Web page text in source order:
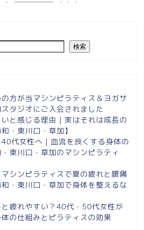
検索
方が当マシンピラティス＆ヨガサ
タジオにご入会されました
と感じる理由｜実はそれは成長の
・東川口・草加】
代女性へ｜血流を良くする身体の
東川口・草加のマシンピラティ
シンピラティスで夏の疲れと腰痛
・東川口・草加で身体を整えるな
疲れやすい？40代・50代女性が
の仕組みとピラティスの効果
内
東浦和スタジオ予約
浦和｜大人女性のための
NAIA